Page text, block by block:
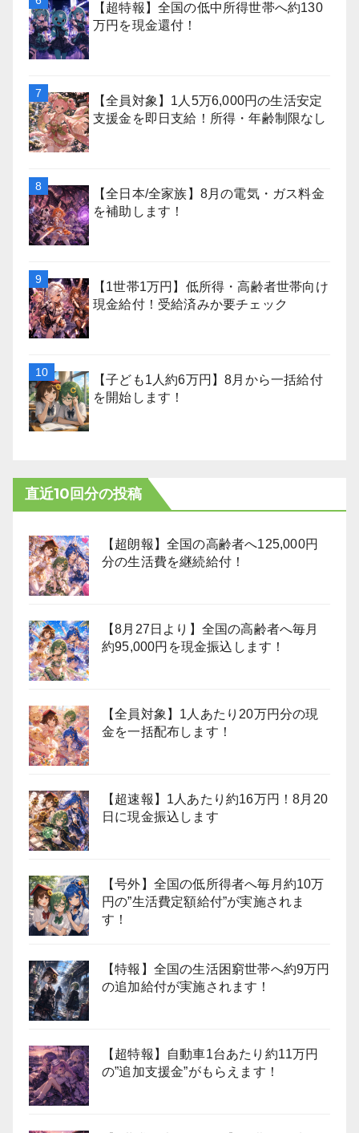
【超特報】全国の低中所得世帯へ約130
万円を現金還付！
【全員対象】1人5万6,000円の生活安定
支援金を即日支給！所得・年齢制限なし
【全日本/全家族】8月の電気・ガス料金
を補助します！
【1世帯1万円】低所得・高齢者世帯向け
現金給付！受給済みか要チェック
【子ども1人約6万円】8月から一括給付
を開始します！
直近10回分の投稿
【超朗報】全国の高齢者へ125,000円
分の生活費を継続給付！
【8月27日より】全国の高齢者へ毎月
約95,000円を現金振込します！
【全員対象】1人あたり20万円分の現
金を一括配布します！
【超速報】1人あたり約16万円！8月20
日に現金振込します
【号外】全国の低所得者へ毎月約10万
円の”生活費定額給付”が実施されま
す！
【特報】全国の生活困窮世帯へ約9万円
の追加給付が実施されます！
【超特報】自動車1台あたり約11万円
の”追加支援金”がもらえます！